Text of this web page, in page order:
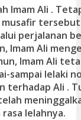
Imam Ali .
perjalanan
Imam Ali
Imam Ali
sampai lelaki
terhadap Ali .
lelahnya.